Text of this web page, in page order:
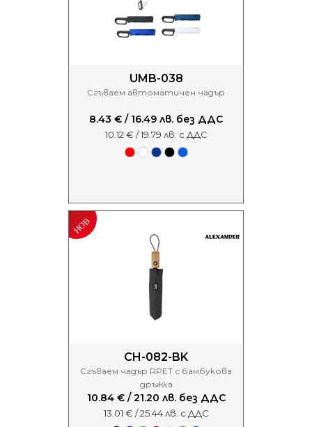
UMB-038
Сгъваем автоматичен чадър
8.43 € / 16.49 лв. без ДДС
10.12 € / 19.79 лв. с ДДС
CH-082-BK
Сгъваем чадър RPET с бамбукова
дръжка
10.84 € / 21.20 лв. без ДДС
13.01 € / 25.44 лв. с ДДС